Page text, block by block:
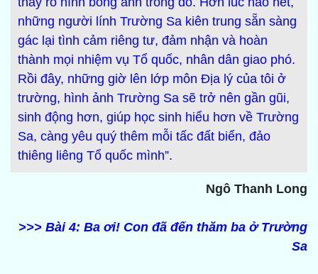
những người lính Trường Sa kiên trung sẵn sàng
gác lại tình cảm riêng tư, đảm nhận và hoàn
thành mọi nhiệm vụ Tổ quốc, nhân dân giao phó.
Rồi đây, những giờ lên lớp môn Địa lý của tôi ở
trường, hình ảnh Trường Sa sẽ trở nên gần gũi,
sinh động hơn, giúp học sinh hiểu hơn về Trường
Sa, càng yêu quý thêm mỗi tấc đất biển, đảo
thiêng liêng Tổ quốc mình”.
Ngô Thanh Long
>>> Bài 4: Ba ơi! Con đã đến thăm ba ở Trường
Sa